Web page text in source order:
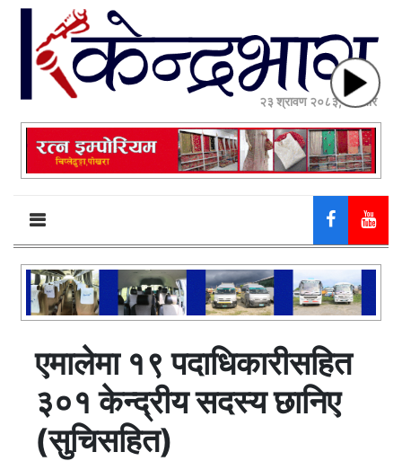
२३ श्रावण २०८३, शनिबार
एमालेमा १९ पदाधिकारीसहित
३०१ केन्द्रीय सदस्य छानिए
(सुचिसहित)